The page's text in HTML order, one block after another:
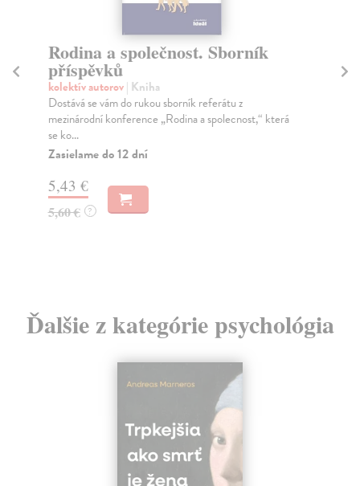
Rodina a společnost. Sborník
příspěvků
kolektív autorov| Kniha
Dostává se vám do rukou sborník referátu z
mezinárodní konference „Rodina a spolecnost,“ která
se ko...
Zasielame do 12 dní
5,43 €
5,60 € ?
Ďalšie z kategórie psychológia